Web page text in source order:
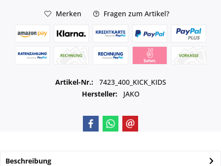
Merken Fragen zum Artikel?
Artikel-Nr.:
7423_400_KICK_KIDS
Hersteller:
JAKO
Beschreibung